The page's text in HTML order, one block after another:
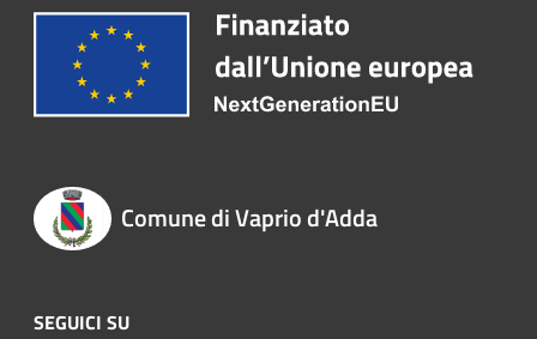
Comune di Vaprio d'Adda
SEGUICI SU